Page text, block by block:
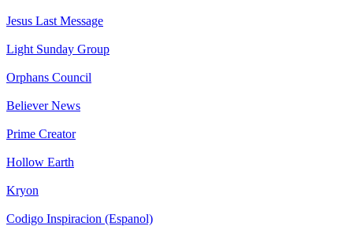
Jesus Last Message
Light Sunday Group
Orphans Council
Believer News
Prime Creator
Hollow Earth
Kryon
Codigo Inspiracion (Espanol)